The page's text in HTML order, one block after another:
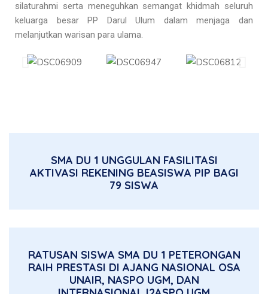
silaturahmi serta meneguhkan semangat khidmah seluruh
keluarga besar PP Darul Ulum dalam menjaga dan
melanjutkan warisan para ulama.
SMA DU 1 UNGGULAN FASILITASI
AKTIVASI REKENING BEASISWA PIP BAGI
79 SISWA
RATUSAN SISWA SMA DU 1 PETERONGAN
RAIH PRESTASI DI AJANG NASIONAL OSA
UNAIR, NASPO UGM, DAN